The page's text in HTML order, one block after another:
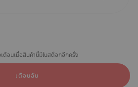
ตือนเมื่อสินค้านี้มีในสต็อกอีกครั้ง
เตือนฉัน